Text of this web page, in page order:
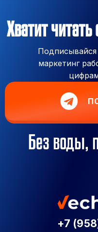
Хватит
маркетинг
Без воды,
+7